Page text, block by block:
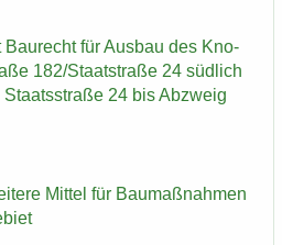
Bau­recht für Aus­bau des Kno­
182/Staat­stra­ße 24 süd­lich
24 bis Ab­zweig
Mit­tel für Bau­maß­nah­men